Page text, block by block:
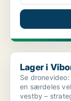
Lager i Viborg
Lager i
Se dronevideo: [xxxxx] Morsøvej
en særdeles
vestby –